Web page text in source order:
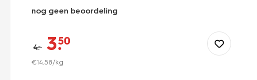
nog geen beoordeling
met-
kleuren-
4.– 3.
50
€14.58/kg